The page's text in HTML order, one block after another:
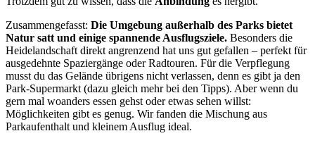
Zusammengefasst: Die Umgebung außerhalb des Parks bietet
Natur satt und einige spannende Ausflugsziele. Besonders die
Heidelandschaft direkt angrenzend hat uns gut gefallen – perfekt für
ausgedehnte Spaziergänge oder Radtouren. Für die Verpflegung
musst du das Gelände übrigens nicht verlassen, denn es gibt ja den
Park-Supermarkt (dazu gleich mehr bei den Tipps). Aber wenn du
gern mal woanders essen gehst oder etwas sehen willst:
Möglichkeiten gibt es genug. Wir fanden die Mischung aus
Parkaufenthalt und kleinem Ausflug ideal.